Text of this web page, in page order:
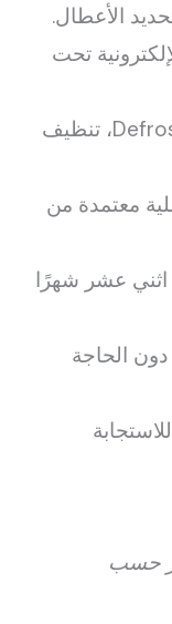
الأعطال.
تحت
تنظيف عميق لأجزاء الأجهزة (Defrost، تنظيف
معتمدة من
عشر شهرًا
دون الحاجة
حسب